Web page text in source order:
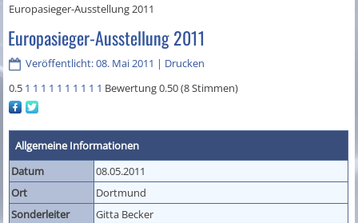
Europasieger-Ausstellung 2011
Europasieger-Ausstellung 2011
Veröffentlicht: 08. Mai 2011 | Drucken
0.5 1 1 1 1 1 1 1 1 1 1 Bewertung 0.50 (8 Stimmen)
Allgemeine Informationen
Datum
08.05.2011
Ort
Dortmund
Sonderleiter
Gitta Becker